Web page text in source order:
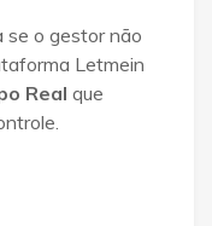
se o gestor não
Letmein
Real que